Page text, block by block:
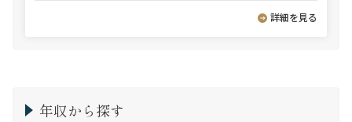
詳細を見る
年収から探す